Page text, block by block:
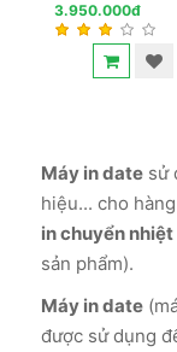
3.950.000đ
Máy in datesử
hiệu... cho
in chuyển nhiệt
sản phẩm).
Máy in date
được sử dụng